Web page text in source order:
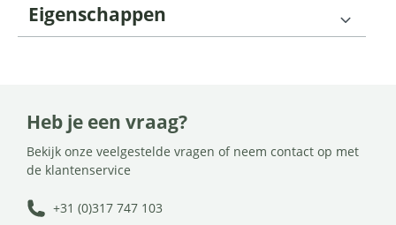
Eigenschappen
Heb je een vraag?
Bekijk onze veelgestelde vragen of neem contact op met
de klantenservice
+31 (0)317 747 103